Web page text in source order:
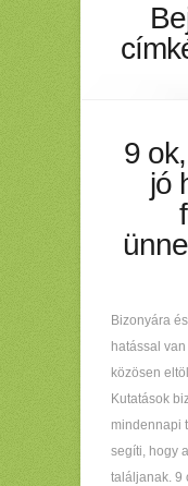
9
jó
Bizonyára
hatással
közösen
Kutatások
mindennapi
segíti, hogy
találjanak. 9